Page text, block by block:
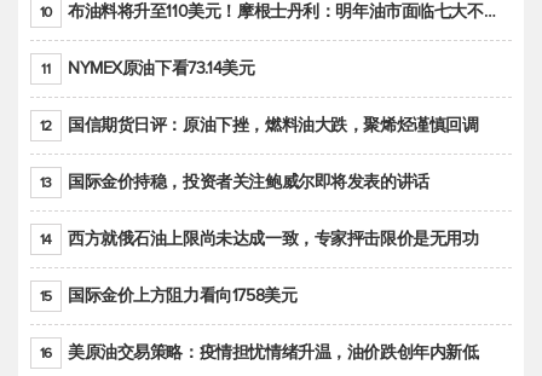
10 布油料将升至110美元！摩根士丹利：明年油市面临七大不确定性
11 NYMEX原油下看73.14美元
12 国信期货日评：原油下挫，燃料油大跌，聚烯烃谨慎回调
13 国际金价持稳，投资者关注鲍威尔即将发表的讲话
14 西方就俄石油上限尚未达成一致，专家抨击限价是无用功
15 国际金价上方阻力看向1758美元
16 美原油交易策略：疫情担忧情绪升温，油价跌创年内新低